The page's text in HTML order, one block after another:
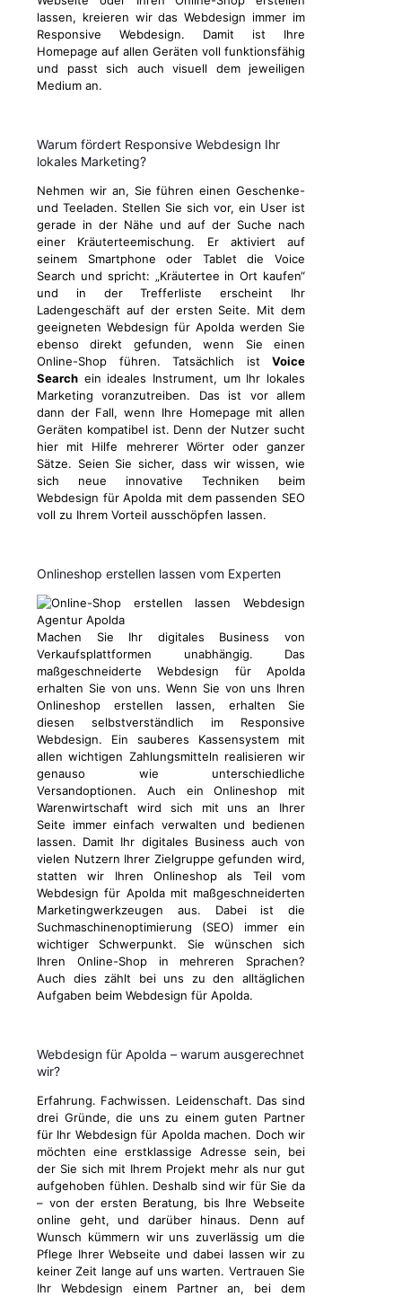
lassen, kreieren wir das Webdesign immer im
Responsive Webdesign. Damit ist Ihre
Homepage auf allen Geräten voll funktionsfähig
und passt sich auch visuell dem jeweiligen
Medium an.
Warum fördert Responsive Webdesign Ihr
lokales Marketing?
Nehmen wir an, Sie führen einen Geschenke-
und Teeladen. Stellen Sie sich vor, ein User ist
gerade in der Nähe und auf der Suche nach
einer Kräuterteemischung. Er aktiviert auf
seinem Smartphone oder Tablet die Voice
Search und spricht: „Kräutertee in Ort kaufen“
und in der Trefferliste erscheint Ihr
Ladengeschäft auf der ersten Seite. Mit dem
geeigneten Webdesign für Apolda werden Sie
ebenso direkt gefunden, wenn Sie einen
Online-Shop führen. Tatsächlich ist Voice
Search ein ideales Instrument, um Ihr lokales
Marketing voranzutreiben. Das ist vor allem
dann der Fall, wenn Ihre Homepage mit allen
Geräten kompatibel ist. Denn der Nutzer sucht
hier mit Hilfe mehrerer Wörter oder ganzer
Sätze. Seien Sie sicher, dass wir wissen, wie
sich neue innovative Techniken beim
Webdesign für Apolda mit dem passenden SEO
voll zu Ihrem Vorteil ausschöpfen lassen.
Onlineshop erstellen lassen vom Experten
Machen Sie Ihr digitales Business von
Verkaufsplattformen unabhängig. Das
maßgeschneiderte Webdesign für Apolda
erhalten Sie von uns. Wenn Sie von uns Ihren
Onlineshop erstellen lassen, erhalten Sie
diesen selbstverständlich im Responsive
Webdesign. Ein sauberes Kassensystem mit
allen wichtigen Zahlungsmitteln realisieren wir
genauso wie unterschiedliche
Versandoptionen. Auch ein Onlineshop mit
Warenwirtschaft wird sich mit uns an Ihrer
Seite immer einfach verwalten und bedienen
lassen. Damit Ihr digitales Business auch von
vielen Nutzern Ihrer Zielgruppe gefunden wird,
statten wir Ihren Onlineshop als Teil vom
Webdesign für Apolda mit maßgeschneiderten
Marketingwerkzeugen aus. Dabei ist die
Suchmaschinenoptimierung (SEO) immer ein
wichtiger Schwerpunkt. Sie wünschen sich
Ihren Online-Shop in mehreren Sprachen?
Auch dies zählt bei uns zu den alltäglichen
Aufgaben beim Webdesign für Apolda.
Webdesign für Apolda – warum ausgerechnet
wir?
Erfahrung. Fachwissen. Leidenschaft. Das sind
drei Gründe, die uns zu einem guten Partner
für Ihr Webdesign für Apolda machen. Doch wir
möchten eine erstklassige Adresse sein, bei
der Sie sich mit Ihrem Projekt mehr als nur gut
aufgehoben fühlen. Deshalb sind wir für Sie da
– von der ersten Beratung, bis Ihre Webseite
online geht, und darüber hinaus. Denn auf
Wunsch kümmern wir uns zuverlässig um die
Pflege Ihrer Webseite und dabei lassen wir zu
keiner Zeit lange auf uns warten. Vertrauen Sie
Ihr Webdesign einem Partner an, bei dem